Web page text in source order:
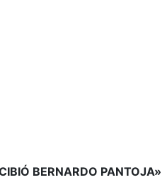
BERNARDO PANTOJA»